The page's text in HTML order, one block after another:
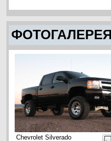
ФОТОГАЛЕРЕЯ
Chevrolet Silverado